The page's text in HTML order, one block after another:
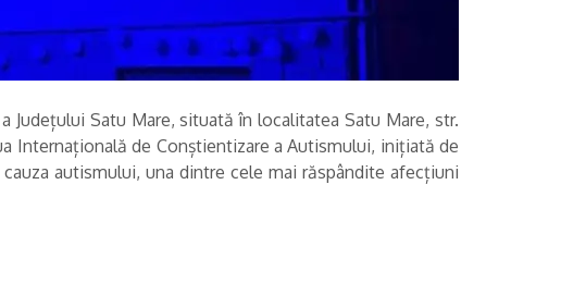
Satu Mare, situată în localitatea Satu Mare, str.
Internațională de Conștientizare a Autismului, inițiată de
autismului, una dintre cele mai răspândite afecțiuni